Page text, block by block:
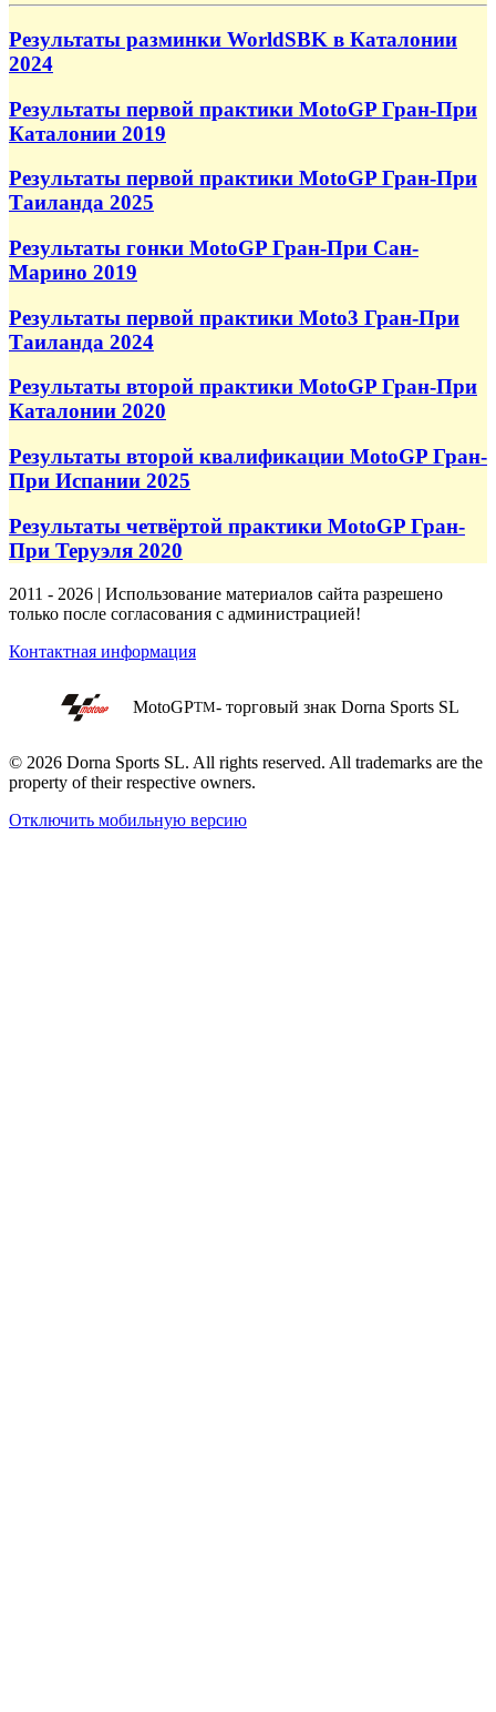
Результаты разминки WorldSBK в Каталонии
2024
Результаты первой практики MotoGP Гран-При
Каталонии 2019
Результаты первой практики MotoGP Гран-При
Таиланда 2025
Результаты гонки MotoGP Гран-При Сан-
Марино 2019
Результаты первой практики Moto3 Гран-При
Таиланда 2024
Результаты второй практики MotoGP Гран-При
Каталонии 2020
Результаты второй квалификации MotoGP Гран-
При Испании 2025
Результаты четвёртой практики MotoGP Гран-
При Теруэля 2020
2011 - 2026 | Использование материалов сайта разрешено
только после согласования с администрацией!
Контактная информация
MotoGPTM- торговый знак Dorna Sports SL
© 2026 Dorna Sports SL. All rights reserved. All trademarks are the
property of their respective owners.
Отключить мобильную версию